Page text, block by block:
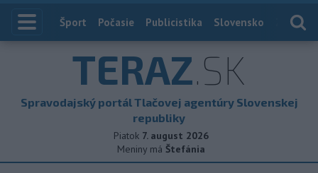
Index
Šport Počasie Publicistika Slovensko
TERAZ.SK
Spravodajský portál Tlačovej agentúry Slovenskej
republiky
Piatok 7. august 2026
Meniny má Štefánia